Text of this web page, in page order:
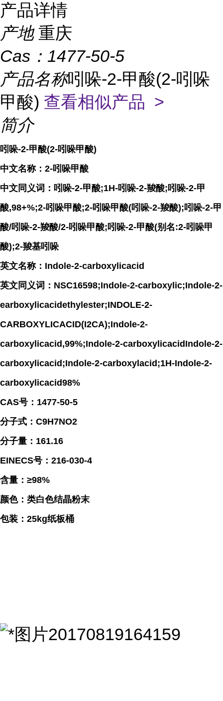
产品详情
产地 重庆
Cas： 1477-50-5
产品名称吲哚-2-甲酸(2-吲哚
甲酸) 查看相似产品 >
简介
吲哚-2-甲酸(2-吲哚甲酸)
中文名称：2-吲哚甲酸
中文同义词：吲哚-2-甲酸;1H-吲哚-2-羧酸;吲哚-2-甲
酸,98+%;2-吲哚甲酸;2-吲哚甲酸(吲哚-2-羧酸);吲哚-2-甲
酸/吲哚-2-羧酸/2-吲哚甲酸;吲哚-2-甲酸(别名:2-吲哚甲
酸);2-羧基吲哚
英文名称：Indole-2-carboxylicacid
英文同义词：NSC16598;Indole-2-carboxylic;Indole-2-
earboxylicacidethylester;INDOLE-2-
CARBOXYLICACID(I2CA);Indole-2-
carboxylicacid,99%;Indole-2-carboxylicacidIndole-2-
carboxylicacid;Indole-2-carboxylacid;1H-Indole-2-
carboxylicacid98%
CAS号：1477-50-5
分子式：C9H7NO2
分子量：161.16
EINECS号：216-030-4
含量：≥98%
颜色：类白色结晶粉末
包装：25kg纸板桶